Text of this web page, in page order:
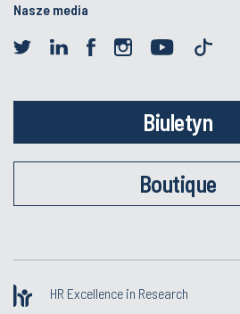
Nasze media
Biuletyn
Boutique
HR Excellence in Research